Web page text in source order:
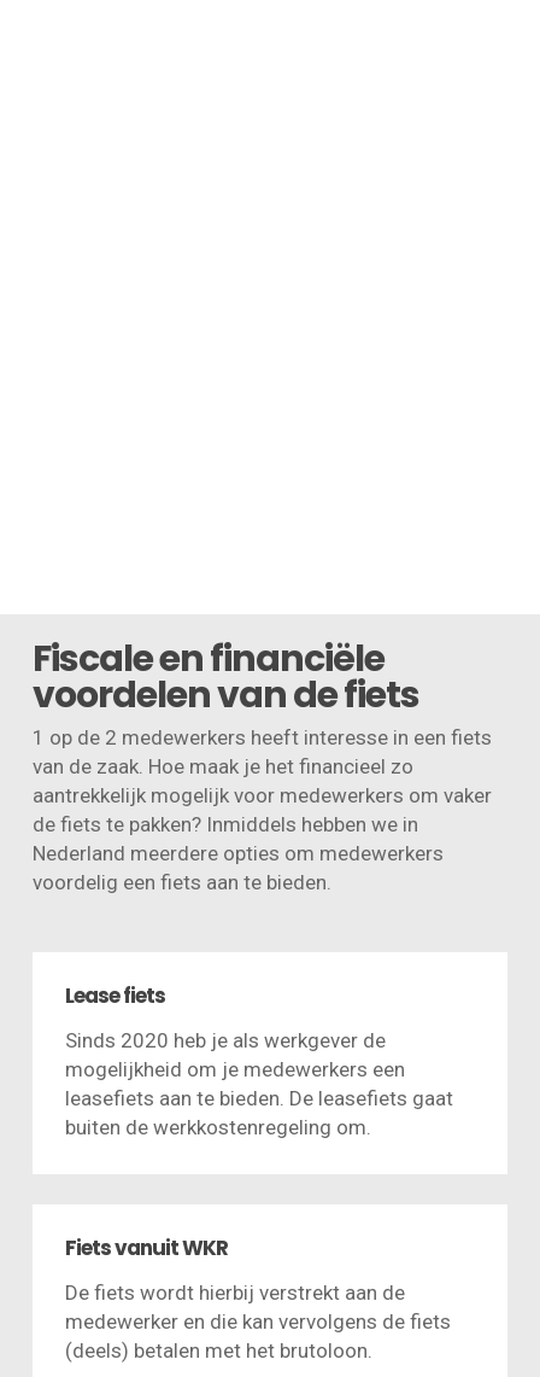
Fiscale en financiële
voordelen van de fiets
1 op de 2 medewerkers heeft interesse in een fiets
van de zaak. Hoe maak je het financieel zo
aantrekkelijk mogelijk voor medewerkers om vaker
de fiets te pakken? Inmiddels hebben we in
Nederland meerdere opties om medewerkers
voordelig een fiets aan te bieden.
Lease fiets
Sinds 2020 heb je als werkgever de
mogelijkheid om je medewerkers een
leasefiets aan te bieden. De leasefiets gaat
buiten de werkkostenregeling om.
Fiets vanuit WKR
De fiets wordt hierbij verstrekt aan de
medewerker en die kan vervolgens de fiets
(deels) betalen met het brutoloon.